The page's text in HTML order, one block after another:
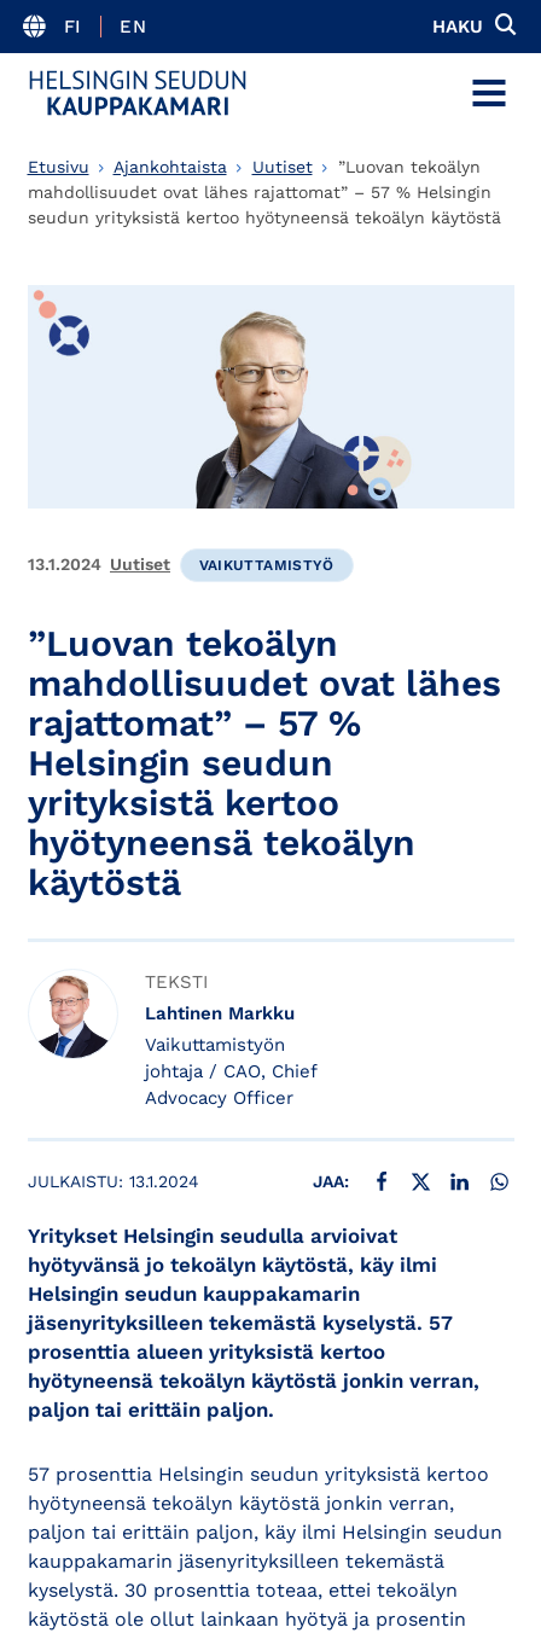
FI EN HAKU
MENU
Etusivu Ajankohtaista Uutiset
”Luovan tekoälyn
mahdollisuudet ovat lähes rajattomat” – 57 % Helsingin
seudun yrityksistä kertoo hyötyneensä tekoälyn käytöstä
13.1.2024 Uutiset VAIKUTTAMISTYÖ
”Luovan tekoälyn
mahdollisuudet ovat lähes
rajattomat” – 57 %
Helsingin seudun
yrityksistä kertoo
hyötyneensä tekoälyn
käytöstä
TEKSTI
Lahtinen Markku
Vaikuttamistyön
johtaja / CAO, Chief
Advocacy Officer
JULKAISTU: 13.1.2024 JAA: JAA FACEBOOKISSA
JAA X:SSÄ JAA
Yritykset Helsingin seudulla arvioivat
hyötyvänsä jo tekoälyn käytöstä, käy ilmi
Helsingin seudun kauppakamarin
jäsenyrityksilleen tekemästä kyselystä. 57
prosenttia alueen yrityksistä kertoo
hyötyneensä tekoälyn käytöstä jonkin verran,
paljon tai erittäin paljon.
57 prosenttia Helsingin seudun yrityksistä kertoo
hyötyneensä tekoälyn käytöstä jonkin verran,
paljon tai erittäin paljon, käy ilmi Helsingin seudun
kauppakamarin jäsenyrityksilleen tekemästä
kyselystä. 30 prosenttia toteaa, ettei tekoälyn
käytöstä ole ollut lainkaan hyötyä ja prosentin